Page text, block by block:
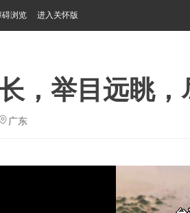
碍浏览 进入关怀版
，举目远眺，
广东